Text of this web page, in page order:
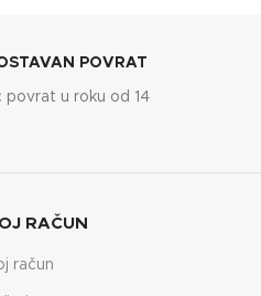
POVRAT
povrat u roku od 14
RAČUN
račun